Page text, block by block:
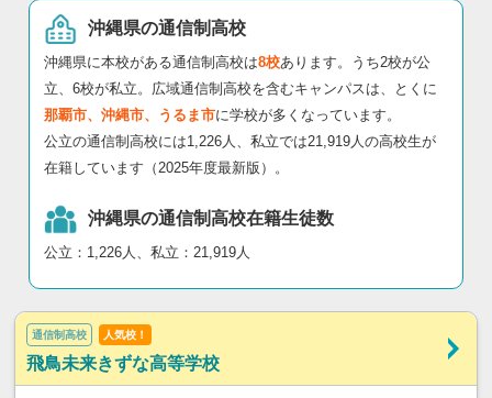
沖縄県の通信制高校
沖縄県に本校がある通信制高校は8校あります。うち2校が公
立、6校が私立。広域通信制高校を含むキャンパスは、とくに
那覇市、沖縄市、うるま市に学校が多くなっています。
公立の通信制高校には1,226人、私立では21,919人の高校生が
在籍しています（2025年度最新版）。
沖縄県の通信制高校在籍生徒数
公立：1,226人、私立：21,919人
通信制高校 人気校！
飛鳥未来きずな高等学校